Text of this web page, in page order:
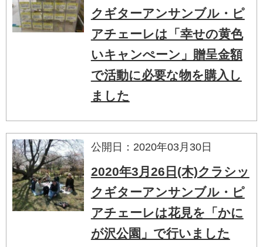
クギターアンサンブル・ピ
アチェーレは「幸せの黄色
いキャンぺーン」贈呈金額
で活動に必要な物を購入し
ました
公開日：2020年03月30日
2020年3月26日(木)クラシッ
クギターアンサンブル・ピ
アチェーレは花見を「かに
が沢公園」で行いました